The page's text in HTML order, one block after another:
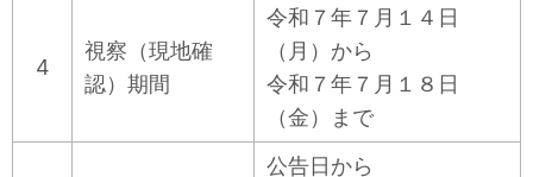
4
視察（現地確
認）期間
令和７年７月１４日
（月） から
令和７年７月１８日
（金）
まで
公告日から